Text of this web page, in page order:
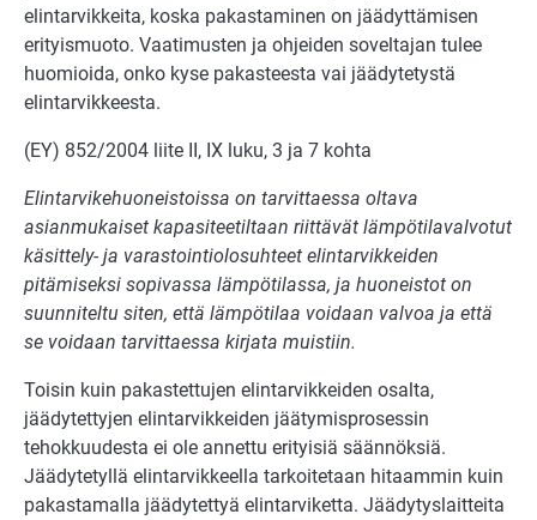
elintarvikkeita, koska pakastaminen on jäädyttämisen
erityismuoto. Vaatimusten ja ohjeiden soveltajan tulee
huomioida, onko kyse pakasteesta vai jäädytetystä
elintarvikkeesta.
(EY) 852/2004 liite II, IX luku, 3 ja 7 kohta
Elintarvikehuoneistoissa on tarvittaessa oltava
asianmukaiset kapasiteetiltaan riittävät lämpötilavalvotut
käsittely- ja varastointiolosuhteet elintarvikkeiden
pitämiseksi sopivassa lämpötilassa, ja huoneistot on
suunniteltu siten, että lämpötilaa voidaan valvoa ja että
se voidaan tarvittaessa kirjata muistiin.
Toisin kuin pakastettujen elintarvikkeiden osalta,
jäädytettyjen elintarvikkeiden jäätymisprosessin
tehokkuudesta ei ole annettu erityisiä säännöksiä.
Jäädytetyllä elintarvikkeella tarkoitetaan hitaammin kuin
pakastamalla jäädytettyä elintarviketta. Jäädytyslaitteita